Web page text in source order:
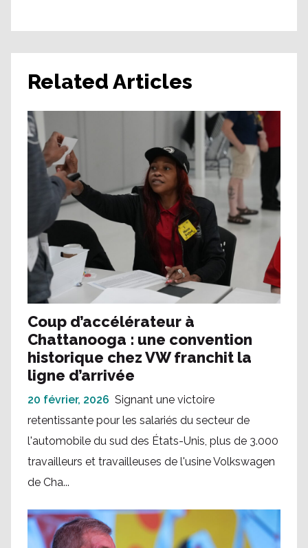
Related Articles
Coup d’accélérateur à
Chattanooga : une convention
historique chez VW franchit la
ligne d’arrivée
20 février, 2026 Signant une victoire
retentissante pour les salariés du secteur de
l'automobile du sud des États-Unis, plus de 3.000
travailleurs et travailleuses de l'usine Volkswagen
de Cha...